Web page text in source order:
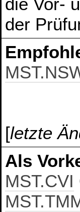
der
[letzte
Als
MST.CVI